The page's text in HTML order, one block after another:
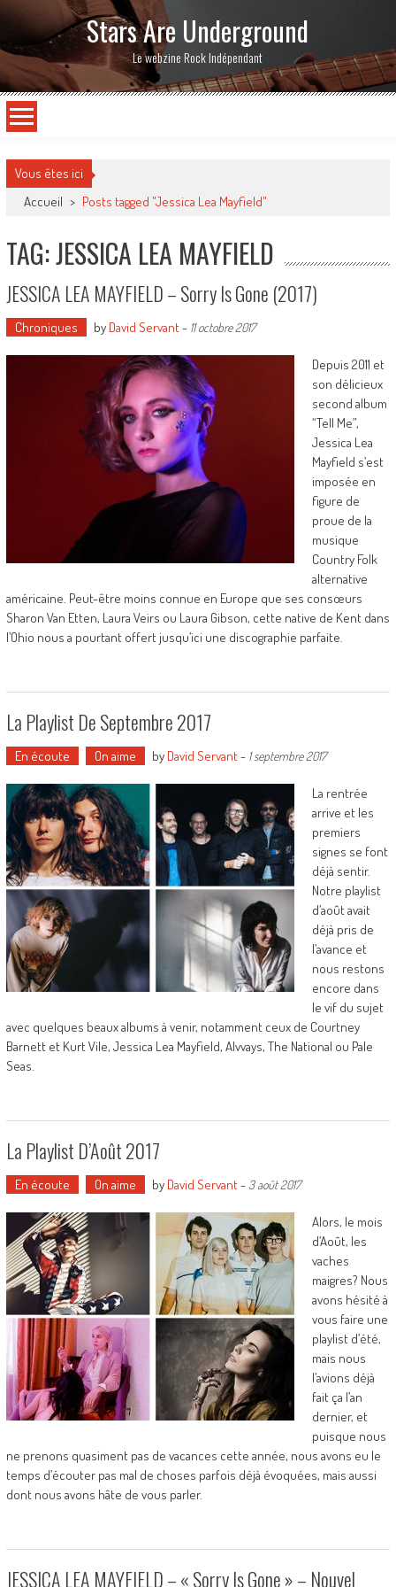
Stars Are Underground
Le webzine Rock Indépendant
Vous êtes ici
Accueil > Posts tagged "Jessica Lea Mayfield"
TAG: JESSICA LEA MAYFIELD
JESSICA LEA MAYFIELD – Sorry Is Gone (2017)
Chroniques by David Servant- 11 octobre 2017
Depuis 2011 et
son délicieux
second album
“Tell Me”,
Jessica Lea
Mayfield s’est
imposée en
figure de
proue de la
musique
Country Folk
alternative
américaine. Peut-être moins connue en Europe que ses consœurs
Sharon Van Etten, Laura Veirs ou Laura Gibson, cette native de Kent dans
l’Ohio nous a pourtant offert jusqu’ici une discographie parfaite.
La Playlist De Septembre 2017
En écoute On aime by David Servant- 1 septembre 2017
La rentrée
arrive et les
premiers
signes se font
déjà sentir.
Notre playlist
d’août avait
déjà pris de
l’avance et
nous restons
encore dans
le vif du sujet
avec quelques beaux albums à venir, notamment ceux de Courtney
Barnett et Kurt Vile, Jessica Lea Mayfield, Alvvays, The National ou Pale
Seas.
La Playlist D’Août 2017
En écoute On aime by David Servant- 3 août 2017
Alors, le mois
d’Août, les
vaches
maigres? Nous
avons hésité à
vous faire une
playlist d’été,
mais nous
l’avions déjà
fait ça l’an
dernier, et
puisque nous
ne prenons quasiment pas de vacances cette année, nous avons eu le
temps d’écouter pas mal de choses parfois déjà évoquées, mais aussi
dont nous avons hâte de vous parler.
JESSICA LEA MAYFIELD – « Sorry Is Gone » – Nouvel